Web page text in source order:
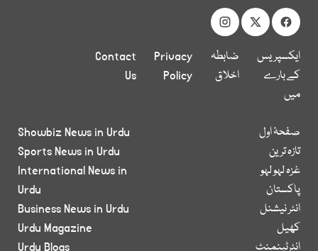
ایکسپریس
کے بارے
میں
ضابطہ
اخلاق
Privacy
Policy
Contact
Us
صفحۂ اول
تازہ ترین
غزہ لہو لہو
پاکستان
انٹر نیشنل
کھیل
انٹرٹینمنٹ
Showbiz News in Urdu
Sports News in Urdu
International News in
Urdu
Business News in Urdu
Urdu Magazine
Urdu Blogs